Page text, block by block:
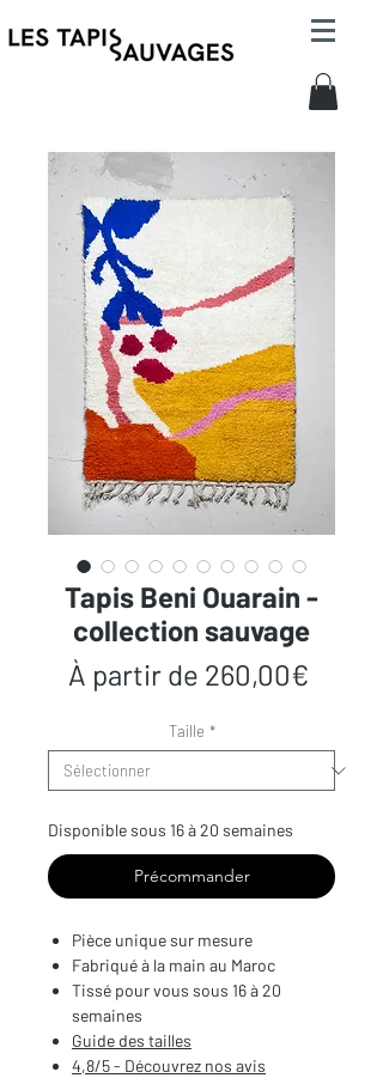
Tapis Beni Ouarain -
collection sauvage
À partir de 260,00€
Taille *
Disponible sous 16 à 20 semaines
Précommander
Pièce unique sur mesure
Fabriqué à la main au Maroc
Tissé pour vous sous 16 à 20
semaines
Guide des tailles
4,8/5 - Découvrez nos avis